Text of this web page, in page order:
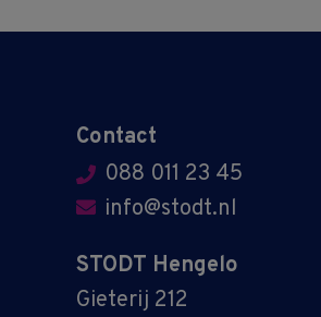
Contact
088 011 23 45
info@stodt.nl
STODT Hengelo
Gieterij 212